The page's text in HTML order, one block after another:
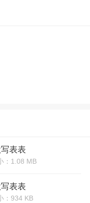
表表
：1.08 MB
表表
：934 KB